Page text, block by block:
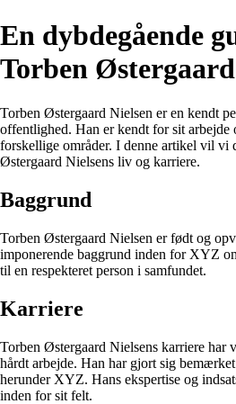
En dybdegående
Torben
Torben Østergaard Nielsen er en kendt
offentlighed. Han er kendt for sit arbejde
forskellige områder. I denne artikel vil vi
Østergaard Nielsens liv og karriere.
Baggrund
Torben Østergaard Nielsen er født og
imponerende baggrund inden for XYZ
til en respekteret person i samfundet.
Karriere
Torben Østergaard Nielsens karriere
hårdt arbejde. Han har gjort sig
herunder XYZ. Hans ekspertise og
inden for sit felt.